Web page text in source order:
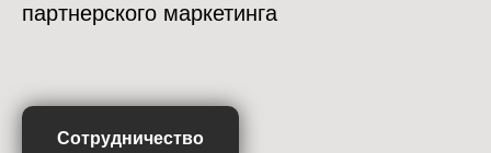
партнерского маркетинга
Сотрудничество